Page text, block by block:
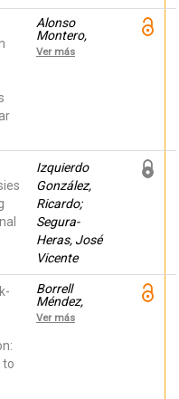
Martín
Oterino, José
Ángel;
Martin-Urda
Gómez
Huelgas,
Ricardo
Alonso
Montero,
Carolina;
Torres-Rubio,
Segura-
Heras, José
Vicente
Ver más
Izquierdo
González,
Ricardo;
Segura-
Heras, José
Vicente
to
Borrell
Méndez,
Jorge;
PEREZ-
Ver más